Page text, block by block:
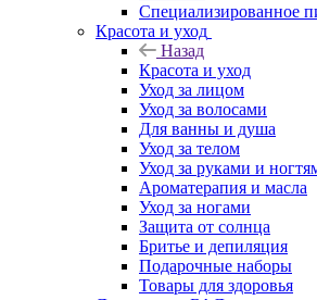
Специализированное
Красота и уход
Назад
Красота и уход
Уход за лицом
Уход за волосами
Для ванны и душа
Уход за телом
Уход за руками и
Ароматерапия и масла
Уход за ногами
Защита от солнца
Бритье и депиляция
Подарочные наборы
Товары для здоровья